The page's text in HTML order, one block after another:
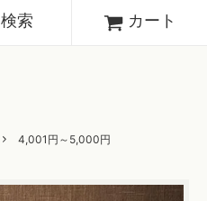
検索 カート
4,001円～5,000円